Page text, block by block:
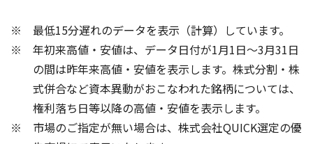
1,500
2,500
3,000
150
0
1,000
2,000
2,500
3,000
600
最低15分遅れのデータを表示（計算）しています。
年初来高値・安値は、データ日付が1月1日～3月31日
の間は昨年来高値・安値を表示します。株式分割・株
式併合など資本異動がおこなわれた銘柄については、
権利落ち日等以降の高値・安値を表示します。
市場のご指定が無い場合は、株式会社QUICK選定の優